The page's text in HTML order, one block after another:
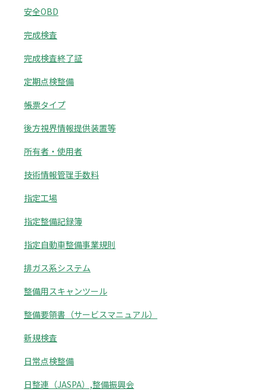
安全OBD
完成検査
完成検査終了証
定期点検整備
帳票タイプ
後方視界情報提供装置等
所有者・使用者
技術情報管理手数料
指定工場
指定整備記録簿
指定自動車整備事業規則
排ガス系システム
整備用スキャンツール
整備要領書（サービスマニュアル）
新規検査
日常点検整備
日整連（JASPA）,整備振興会